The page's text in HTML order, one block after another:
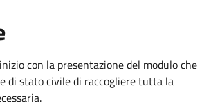
con la presentazione del modulo che
di stato civile di raccogliere tutta la